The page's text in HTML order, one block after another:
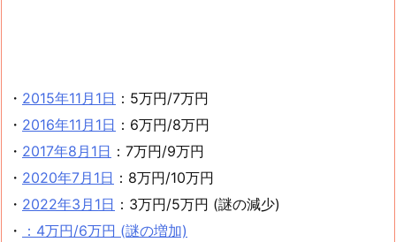
・ 2015年11月1日 ：5万円/7万円
・ 2016年11月1日 ：6万円/8万円
・ 2017年8月1日 ：7万円/9万円
・ 2020年7月1日 ：8万円/10万円
・ 2022年3月1日 ：3万円/5万円 (謎の減少)
・
：4万円/6万円 (謎の増加)